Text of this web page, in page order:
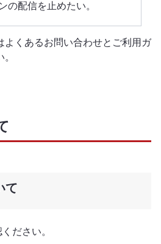
の配信を止めたい。
よくあるお問い合わせとご利用ガ
て
ださい。